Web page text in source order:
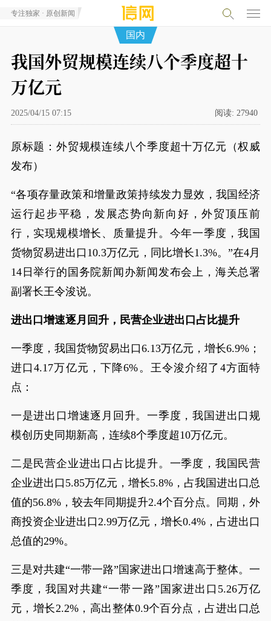
专注独家 · 原创新闻
国内
我国外贸规模连续八个季度超十
万亿元
2025/04/15 07:15 阅读: 27940
原标题：外贸规模连续八个季度超十万亿元（权威
发布）
“各项存量政策和增量政策持续发力显效，我国经济
运行起步平稳，发展态势向新向好，外贸顶压前
行，实现规模增长、质量提升。今年一季度，我国
货物贸易进出口10.3万亿元，同比增长1.3%。”在4月
14日举行的国务院新闻办新闻发布会上，海关总署
副署长王令浚说。
进出口增速逐月回升，民营企业进出口占比提升
一季度，我国货物贸易出口6.13万亿元，增长6.9%；
进口4.17万亿元，下降6%。王令浚介绍了4方面特
点：
一是进出口增速逐月回升。一季度，我国进出口规
模创历史同期新高，连续8个季度超10万亿元。
二是民营企业进出口占比提升。一季度，我国民营
企业进出口5.85万亿元，增长5.8%，占我国进出口总
值的56.8%，较去年同期提升2.4个百分点。同期，外
商投资企业进出口2.99万亿元，增长0.4%，占进出口
总值的29%。
三是对共建“一带一路”国家进出口增速高于整体。一
季度，我国对共建“一带一路”国家进出口5.26万亿
元，增长2.2%，高出整体0.9个百分点，占进出口总